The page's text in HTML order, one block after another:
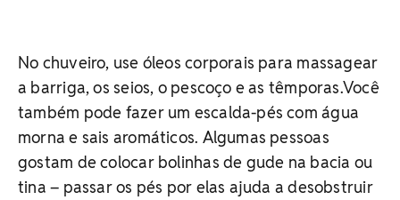
No chuveiro, use óleos corporais para massagear
a barriga, os seios, o pescoço e as têmporas.Você
também pode fazer um escalda-pés com água
morna e sais aromáticos. Algumas pessoas
gostam de colocar bolinhas de gude na bacia ou
tina – passar os pés por elas ajuda a desobstruir